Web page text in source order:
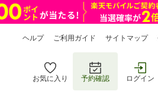
ヘルプ ご利用ガイド サイトマップ
お気に入り 予約確認 ログイン